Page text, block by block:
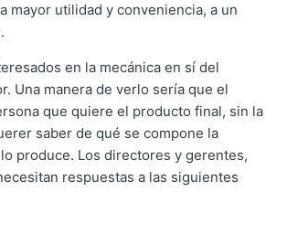
mayor utilidad y conveniencia, a un
en la mecánica en sí del
Una manera de verlo sería que el
que quiere el producto final, sin la
saber de qué se compone la
produce. Los directores y gerentes,
respuestas a las siguientes